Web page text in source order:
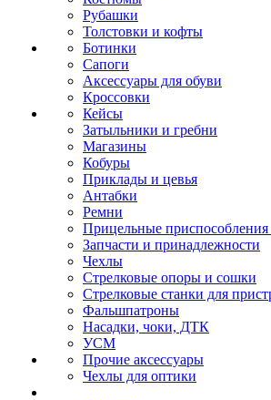
Рубашки
Толстовки и кофты
Ботинки
Сапоги
Аксессуары для обуви
Кроссовки
Кейсы
Затыльники и гребни
Магазины
Кобуры
Приклады и цевья
Антабки
Ремни
Прицельные
Запчасти и принадлежности
Чехлы
Стрелковые опоры и сошки
Стрелковые станки для
Фальшпатроны
Насадки, чоки, ДТК
УСМ
Прочие аксессуары
Чехлы для оптики